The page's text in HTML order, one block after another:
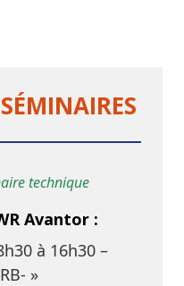
technique
Avantor :
à 16h30 –
»